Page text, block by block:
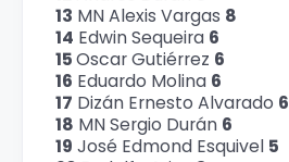
13 MN Alexis Vargas 8
14 Edwin Sequeira 6
15Oscar Gutiérrez 6
16 Eduardo Molina 6
17 Dizán Ernesto Alvarado 6
18 MN Sergio Durán 6
19 José Edmond Esquivel 5